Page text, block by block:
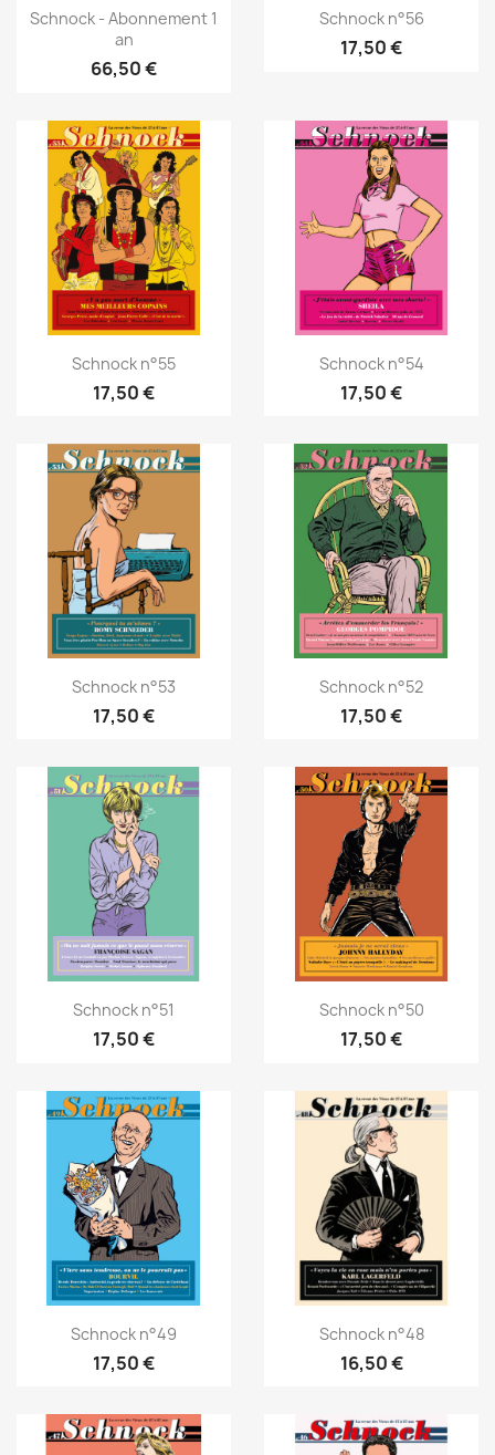
Schnock - Abonnement 1
an
66,50 €
Schnock n°56
17,50 €
Schnock n°55
17,50 €
Schnock n°54
17,50 €
Schnock n°53
17,50 €
Schnock n°52
17,50 €
Schnock n°51
17,50 €
Schnock n°50
17,50 €
Schnock n°49
17,50 €
Schnock n°48
16,50 €